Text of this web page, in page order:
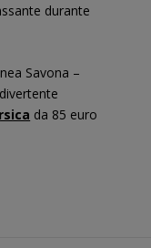
durante
Savona –
da 85 euro